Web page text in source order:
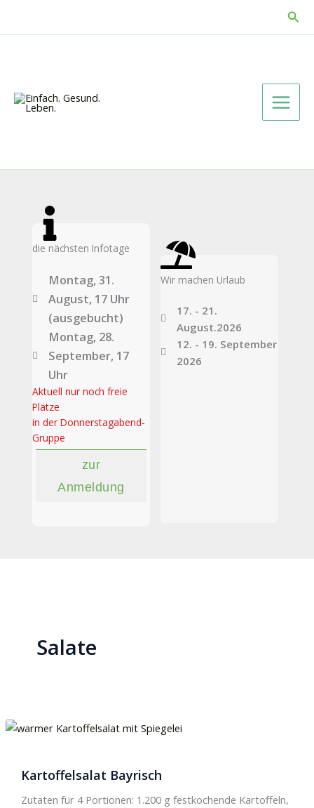
die nächsten Infotage
Montag, 31.
August, 17 Uhr
(ausgebucht)
Montag, 28.
September, 17
Uhr
Aktuell nur noch freie
Plätze
in der Donnerstagabend-
Gruppe
zur
Anmeldung
Wir machen Urlaub
17. - 21.
August.2026
12. - 19. September
2026
Salate
Kartoffelsalat Bayrisch
Zutaten für 4 Portionen: 1.200 g festkochende Kartoffeln,